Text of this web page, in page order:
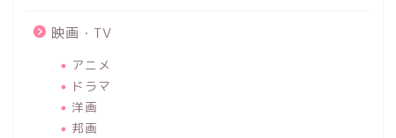
映画・TV
アニメ
ドラマ
洋画
邦画